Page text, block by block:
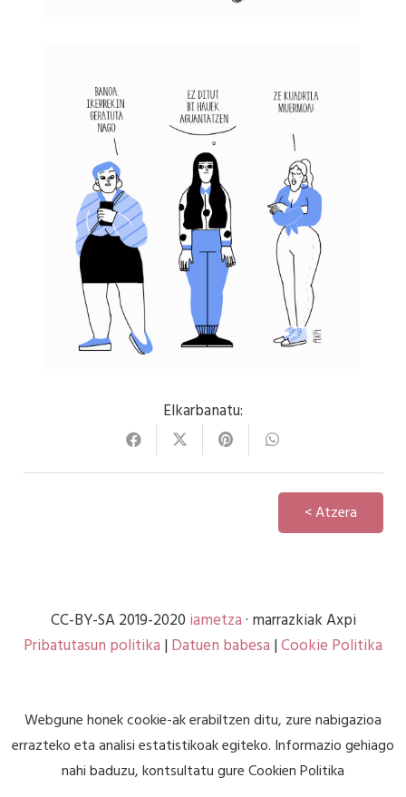
Elkarbanatu:
< Atzera
CC-BY-SA 2019-2020 iametza· marrazkiak Axpi
Pribatutasun politika | Datuen babesa |Cookie Politika
Webgune honek cookie-ak erabiltzen ditu, zure nabigazioa
errazteko eta analisi estatistikoak egiteko. Informazio gehiago
nahi baduzu, kontsultatu gureCookien Politika